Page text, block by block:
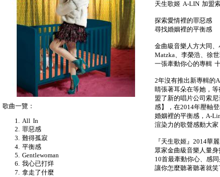
天生歌姬 A-LIN 加盟
探索愛情裡的罪惡感
尋找婚姻裡的平衡感
金曲級音樂人方大同
Matzka、李榮浩、徐
一張牽動你心的專輯
2年沒有推出新專輯的
睛張著耳朵在等她，
盟了新的唱片公司索
感】，在2014年壓軸
婚姻裡的平衡感，A-
渲染力的歌聲感動大
『天生歌姬』2014華
眾家金曲級音樂人量
10首最牽動你心、感
讓你怎麼聽著聽著就
歌曲一覽：
All In
罪惡感
難得孤寂
平衡感
Gentlewoman
我心已打烊
拿走了什麼